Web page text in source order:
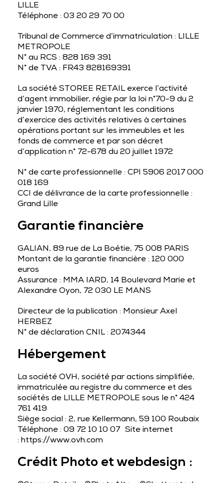
LILLE
Téléphone : 03 20 29 70 00
Tribunal de Commerce d’immatriculation : LILLE
METROPOLE
N° au RCS : 828 169 391
N° de TVA : FR43 828169391
La société STOREE RETAIL exerce l’activité
d’agent immobilier, régie par la loi n°70-9 du 2
janvier 1970, réglementant les conditions
d’exercice des activités relatives à certaines
opérations portant sur les immeubles et les
fonds de commerce et par son décret
d’application n° 72-678 du 20 juillet 1972
N° de carte professionnelle : CPI 5906 2017 000
018 169
CCI de délivrance de la carte professionnelle :
Grand Lille
Garantie financière
GALIAN, 89 rue de La Boétie, 75 008 PARIS
Montant de la garantie financière : 120 000
euros
Assurance : MMA IARD, 14 Boulevard Marie et
Alexandre Oyon, 72 030 LE MANS
Directeur de la publication : Monsieur Axel
HERBEZ
N° de déclaration CNIL : 2074344
Hébergement
La société OVH, société par actions simplifiée,
immatriculée au registre du commerce et des
sociétés de LILLE METROPOLE sous le n° 424
761 419
Siège social : 2, rue Kellermann, 59 100 Roubaix
Téléphone : 09 72 10 10 07 Site internet
: https://www.ovh.com
Crédit Photo et webdesign :